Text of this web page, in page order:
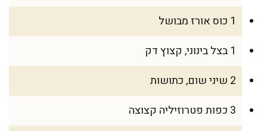
1 כוס אורז מבושל
1 בצל בינוני, קצוץ דק
2 שיני שום, כתושות
3 כפות פטרוזיליה קצוצה